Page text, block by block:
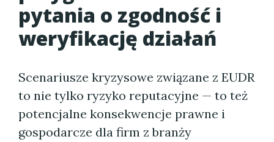
pytania o zgodność i
weryfikację działań
Scenariusze kryzysowe związane z EUDR
to nie tylko ryzyko reputacyjne — to też
potencjalne konsekwencje prawne i
gospodarcze dla firm z branży